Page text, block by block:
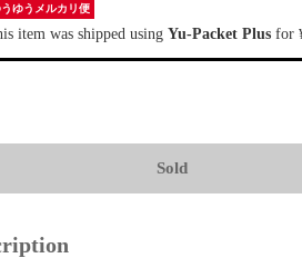
ゆうメルカリ便
item was shipped using Yu-Packet Plusfor
Sold